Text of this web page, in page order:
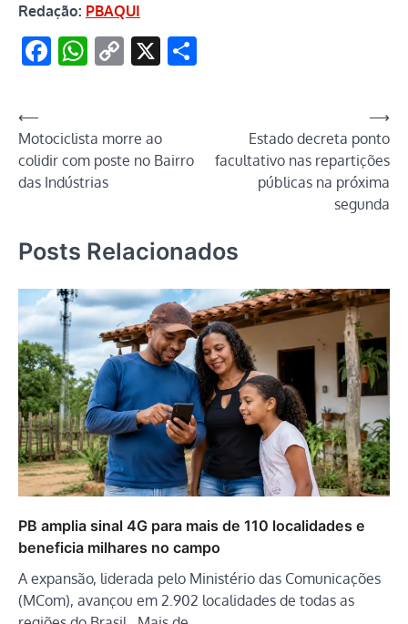
Redação: PBAQUI
Facebook
WhatsApp
Copy
X
Navegação
de
Post
⟵
Motociclista morre ao
colidir com poste no Bairro
das Indústrias
Estado decreta ponto
facultativo nas repartições
públicas na próxima
segunda
⟶
Posts Relacionados
PB amplia sinal 4G para mais de 110 localidades e
beneficia milhares no campo
A expansão, liderada pelo Ministério das Comunicações
(MCom), avançou em 2.902 localidades de todas as